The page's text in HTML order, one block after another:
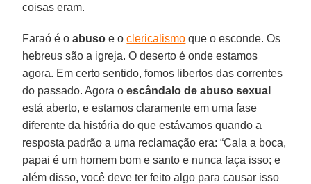
coisas eram.
Faraó é oabuso e oclericalismo que o esconde. Os
hebreus são a igreja. O deserto é onde estamos
agora. Em certo sentido, fomos libertos das correntes
do passado. Agora oescândalo de abuso sexual
está aberto, e estamos claramente em uma fase
diferente da história do que estávamos quando a
resposta padrão a uma reclamação era: “Cala a boca,
papai é um homem bom e santo e nunca faça isso; e
além disso, você deve ter feito algo para causar isso